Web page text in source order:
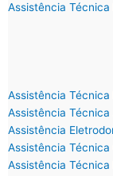
Assistência
Assistência Técnica
Assistência Técnica
Assistência
Assistência Técnica
Assistência Técnica